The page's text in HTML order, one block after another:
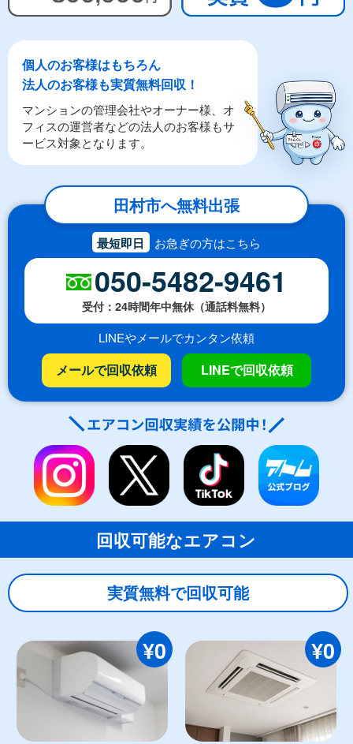
個人のお客様はもちろん
法人のお客様も実質無料回収！
マンションの管理会社やオーナー様、オ
フィスの運営者などの法人のお客様もサ
ービス対象となります。
田村市へ無料出張
最短即日 お急ぎの方はこちら
050-5482-9461
受付：24時間年中無休（通話料無料）
LINEやメールでカンタン依頼
メールで回収依頼 LINEで回収依頼
回収可能なエアコン
実質無料で回収可能
¥0 ¥0